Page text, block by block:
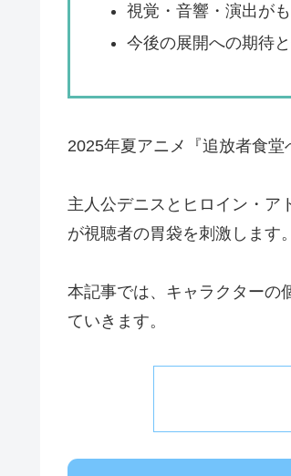
視覚・音響・演出が
今後の展開への期待
2025年夏アニメ『追放者食堂
主人公デニスとヒロイン・ア
が視聴者の胃袋を刺激します。
本記事では、キャラクターの
ていきます。